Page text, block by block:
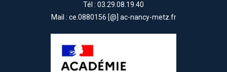
Tél : 03.29.08.19.40
Mail : ce.0880156 [@] ac-nancy-metz.fr